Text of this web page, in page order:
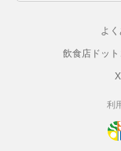
よ
飲食店ドッ
利